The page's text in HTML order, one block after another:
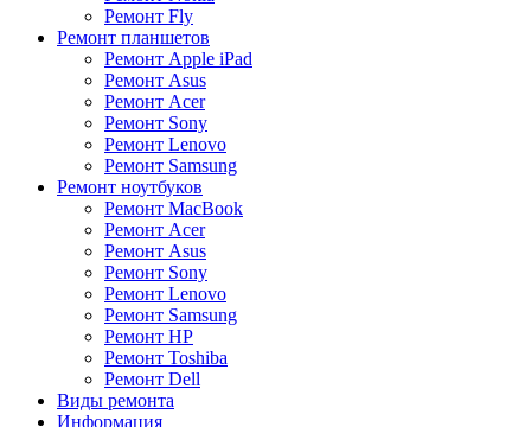
Ремонт Fly
Ремонт планшетов
Ремонт Apple iPad
Ремонт Asus
Ремонт Acer
Ремонт Sony
Ремонт Lenovo
Ремонт Samsung
Ремонт ноутбуков
Ремонт MacBook
Ремонт Acer
Ремонт Asus
Ремонт Sony
Ремонт Lenovo
Ремонт Samsung
Ремонт HP
Ремонт Toshiba
Ремонт Dell
Виды ремонта
Информация